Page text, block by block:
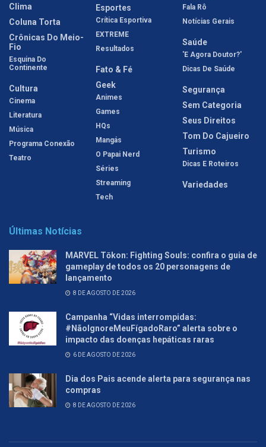
Clima
Coluna Torta
Crônicas Do Meio-
Fio
Esquina Do
Continente
Cultura
Cinema
Literatura
Música
Programa Conexão
Teatro
Esportes
Crítica Esportiva
EXTREME
Resultados
Fato & Fé
Geek
Animes
Games
HQs
Mangás
O Papai Nerd
Séries
Streaming
Tech
Fala Rô
Notícias Gerais
Saúde
'E Agora Doutor?'
Dicas De Saúde
Segurança
Sem Categoria
Seus Direitos
Tom Do Cajueiro
Turismo
Dicas E Roteiros
Variedades
Últimas Notícias
MARVEL Tōkon: Fighting Souls: confira o guia de
gameplay de todos os 20 personagens de
lançamento
8 DE AGOSTO DE 2026
Campanha “Vidas interrompidas:
#NãoIgnoreMeuFígadoRaro” alerta sobre o
impacto das doenças hepáticas raras
6 DE AGOSTO DE 2026
Dia dos Pais acende alerta para segurança nas
compras
8 DE AGOSTO DE 2026